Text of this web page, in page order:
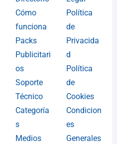
Cómo
funciona
Packs
Publicitari
os
Soporte
Técnico
Categoría
s
Medios
Política
de
Privacida
d
Política
de
Cookies
Condicion
es
Generales